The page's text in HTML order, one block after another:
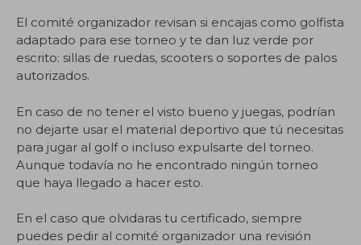
El comité organizador revisan si encajas como golfista
adaptado para ese torneo y te dan luz verde por
escrito: sillas de ruedas, scooters o soportes de palos
autorizados.
En caso de no tener el visto bueno y juegas, podrían
no dejarte usar el material deportivo que tú necesitas
para jugar al golf o incluso expulsarte del torneo.
Aunque todavía no he encontrado ningún torneo
que haya llegado a hacer esto.
En el caso que olvidaras tu certificado, siempre
puedes pedir al comité organizador una revisión